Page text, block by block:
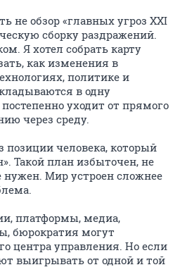
не обзор «главных угроз XXI
сборку раздражений.
Я хотел собрать карту
как изменения в
политике и
в одну
уходит от прямого
через среду.
позиции человека, который
Такой план избыточен, не
нужен. Мир устроен сложнее
платформы, медиа,
бюрократия могут
центра управления. Но если
выигрывать от одной и той